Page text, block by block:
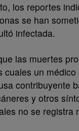
los reportes
se han
infectada.
las muertes
cuales un
contribuyente
y otros
no se registra